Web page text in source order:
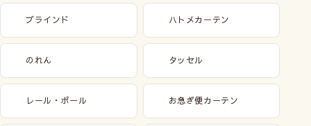
ブラインド ハトメカーテン
のれん タッセル
レール・ポール お急ぎ便カーテン